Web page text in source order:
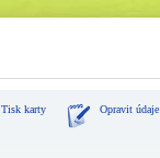
Tisk karty Opravit údaje